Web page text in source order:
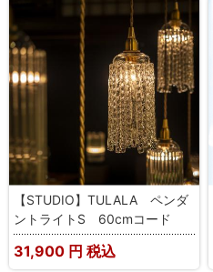
【STUDIO】TULALA ペンダ
ントライトS 60cmコード
31,900 円 税込